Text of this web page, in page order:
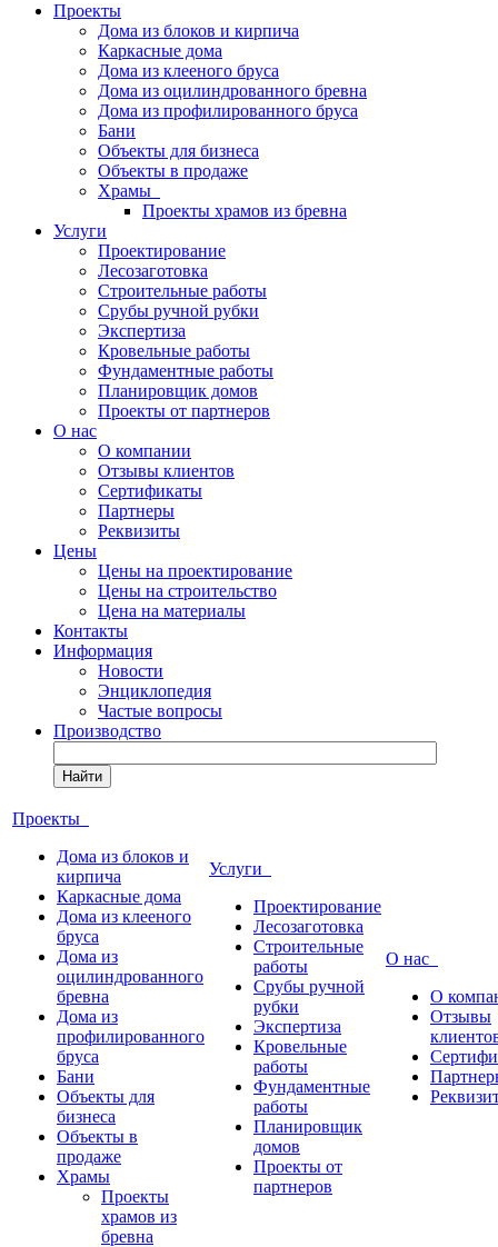
Проекты
Дома из блоков и кирпича
Каркасные дома
Дома из клееного бруса
Дома из оцилиндрованного бревна
Дома из профилированного бруса
Бани
Объекты для бизнеса
Объекты в продаже
Храмы
Проекты храмов из бревна
Услуги
Проектирование
Лесозаготовка
Строительные работы
Срубы ручной рубки
Экспертиза
Кровельные работы
Фундаментные работы
Планировщик домов
Проекты от партнеров
О нас
О компании
Отзывы клиентов
Сертификаты
Партнеры
Реквизиты
Цены
Цены на проектирование
Цены на строительство
Цена на материалы
Контакты
Информация
Новости
Энциклопедия
Частые вопросы
Производство
Найти
Проекты
Дома из блоков и
кирпича
Каркасные дома
Дома из клееного
бруса
Дома из
оцилиндрованного
бревна
Дома из
профилированного
бруса
Бани
Объекты для
бизнеса
Объекты в
продаже
Храмы
Проекты
храмов из
бревна
Услуги
Проектирование
Лесозаготовка
Строительные
работы
Срубы ручной
рубки
Экспертиза
Кровельные
работы
Фундаментные
работы
Планировщик
домов
Проекты от
партнеров
О нас
О
Отзывы